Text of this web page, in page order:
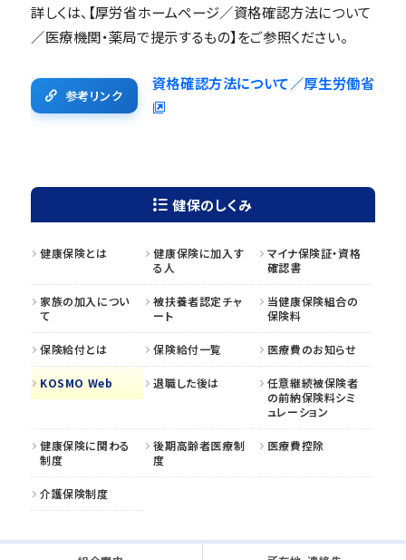
詳しくは、【厚労省ホームページ／資格確認方法について
／医療機関・薬局で提示するもの】をご参照ください。
参考リンク
資格確認方法について／厚生労働省
健保のしくみ
健康保険とは
健康保険に加入す
る人
マイナ保険証・資格
確認書
家族の加入につい
て
被扶養者認定チャ
ート
当健康保険組合の
保険料
保険給付とは 保険給付一覧 医療費のお知らせ
KOSMO Web 退職した後は
任意継続被保険者
の前納保険料シミ
ュレーション
健康保険に関わる
制度
後期高齢者医療制
度
医療費控除
介護保険制度